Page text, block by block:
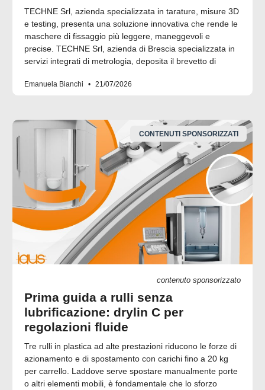
TECHNE Srl, azienda specializzata in tarature, misure 3D
e testing, presenta una soluzione innovativa che rende le
maschere di fissaggio più leggere, maneggevoli e
precise. TECHNE Srl, azienda di Brescia specializzata in
servizi integrati di metrologia, deposita il brevetto di
Emanuela Bianchi 21/07/2026
CONTENUTI SPONSORIZZATI
contenuto sponsorizzato
Prima guida a rulli senza
lubrificazione: drylin C per
regolazioni fluide
Tre rulli in plastica ad alte prestazioni riducono le forze di
azionamento e di spostamento con carichi fino a 20 kg
per carrello. Laddove serve spostare manualmente porte
o altri elementi mobili, è fondamentale che lo sforzo